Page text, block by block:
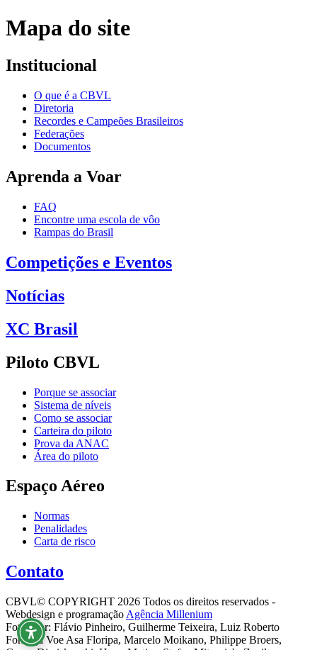
Mapa do site
Institucional
O que é a CBVL
Diretoria
Recordes e Campeões Brasileiros
Federações
Documentos
Aprenda a Voar
FAQ
Encontre uma escola de vôo
Rampas do Brasil
Competições e Eventos
Notícias
XC Brasil
Piloto CBVL
Porque se associar
Sistema de níveis
Como se associar
Carteira do piloto
Prova da ANAC
Área do piloto
Espaço Aéreo
Normas
Penalidades
Carta de risco
Contato
CBVL© COPYRIGHT 2026 Todos os direitos reservados -
Webdesign e programação Agência Millenium
Fotos por: Flávio Pinheiro, Guilherme Teixeira, Luiz Roberto
Formiga Voe Asa Floripa, Marcelo Moikano, Philippe Broers,